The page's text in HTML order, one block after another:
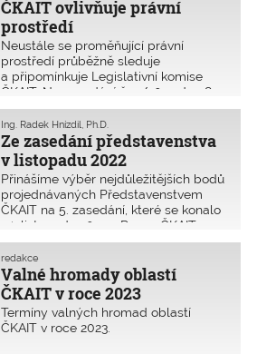
zákon. Proto je první a základní
povinností autorizovaných osob
chránit při výkonu vybraných činností
veřejné zájmy. Stavební zákon
upravuje rovněž veřejnoprávní
odpovědnost autorizovaných osob.
ČKAIT ovlivňuje právní
prostředí
Neustále se proměňující právní
prostředí průběžně sleduje
a připomínkuje Legislativní komise
ČKAIT. Na zasedání č. 9/2022 dne 8.
listopadu 2022 v Praze prodiskutovalo
přítomných 12 členů mimo jiné
podzimní příval zákonů, které jsou
převážně zařazeny na program 45.
schůze Poslanecké sněmovny od 15.
listopadu 2022. Mnohé totiž budou
významně ovlivňovat výkon profese
autorizovaných osob.
Ze zasedání představenstva
v listopadu 2022
Ing. Radek Hnízdil, Ph.D.
Přinášíme výběr nejdůležitějších bodů
projednávaných Představenstvem
ČKAIT na 5. zasedání, které se konalo
24. listopadu 2022 v Praze. ČKAIT
uvažuje o nákupu nové budovy
v Praze.
Valné hromady oblastí
ČKAIT v roce 2023
redakce
Termíny valných hromad oblastí
ČKAIT v roce 2023.